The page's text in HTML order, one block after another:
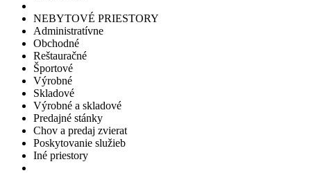
NEBYTOVÉ PRIESTORY
Administratívne
Obchodné
Reštauračné
Športové
Výrobné
Skladové
Výrobné a skladové
Predajné stánky
Chov a predaj zvierat
Poskytovanie služieb
Iné priestory